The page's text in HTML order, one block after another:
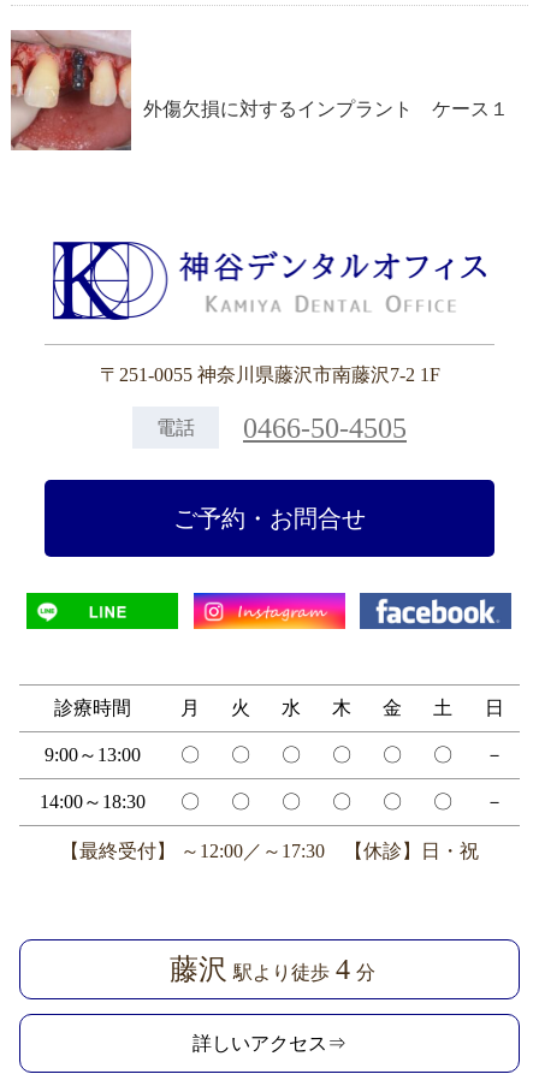
外傷欠損に対するインプラント ケース１
〒251-0055 神奈川県藤沢市南藤沢7-2 1F
電話 0466-50-4505
ご予約・お問合せ
診療時間 月 火 水 木 金 土 日
9:00～13:00 〇 〇 〇 〇 〇 〇 －
14:00～18:30 〇 〇 〇 〇 〇 〇 －
【最終受付】 ～12:00／～17:30 【休診】日・祝
藤沢 駅より徒歩 4 分
詳しいアクセス⇒